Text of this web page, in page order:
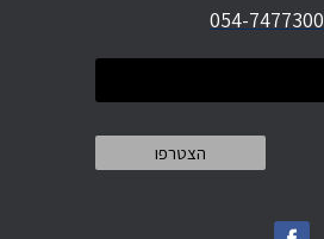
054-7477300